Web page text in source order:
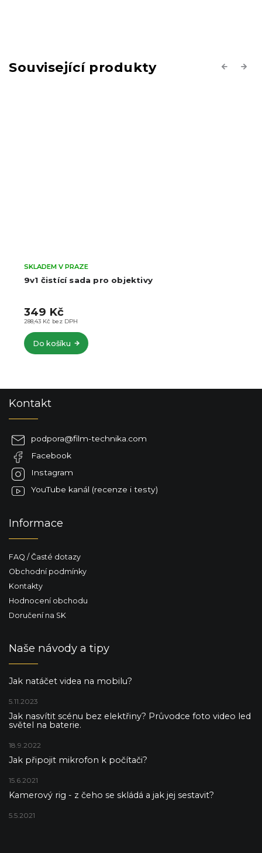
Související produkty Previous
9v1 čistící sada pro objektivy
SKLADEM V PRAZE
288,43 Kč bez DPH
349 Kč
Do košíku
Next
Kontakt
podpora@film-technika.com
Facebook
Instagram
YouTube kanál (recenze i testy)
Informace
FAQ / Časté dotazy
Obchodní podmínky
Kontakty
Hodnocení obchodu
Doručení na SK
Naše návody a tipy
Jak natáčet videa na mobilu?
5.11.2023
Jak nasvítit scénu bez elektřiny? Průvodce foto video led
světel na baterie.
18.9.2022
Jak připojit mikrofon k počítači?
15.6.2021
Kamerový rig - z čeho se skládá a jak jej sestavit?
5.5.2021